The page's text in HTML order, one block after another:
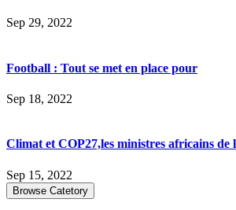
Sep 29, 2022
Football : Tout se met en place pour
Sep 18, 2022
Climat et COP27,les ministres africains de
Sep 15, 2022
Browse Catetory